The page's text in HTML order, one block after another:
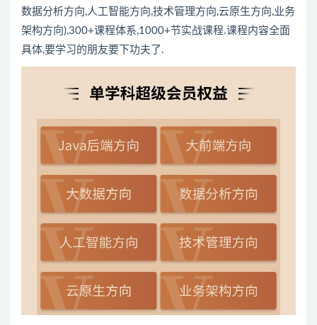
数据分析方向,人工智能方向,技术管理方向,云原生方向,业务
架构方向),300+课程体系,1000+节实战课程.课程内容全面
具体,要学习的朋友要下功夫了.